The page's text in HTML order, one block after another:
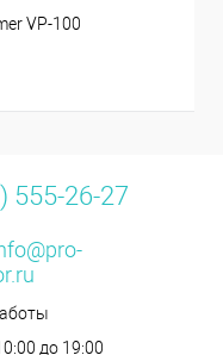
VP-100
555-26-27
до 19:00